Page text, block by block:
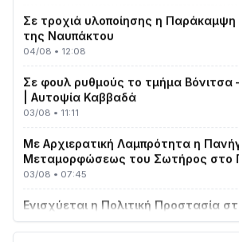
της Ναυπάκτου
04/08 • 12:08
| Αυτοψία Καββαδά
03/08 • 11:11
Μεταμορφώσεως του Σωτήρος στο
03/08 • 07:45
με δύο νέα υδροφόρα οχήματα
02/08 • 18:26